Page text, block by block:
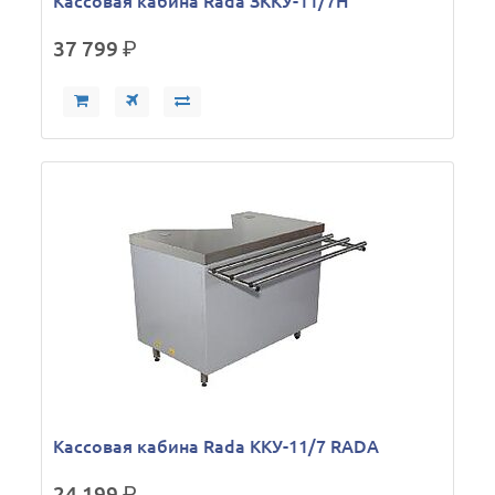
37 799р.
Кассовая кабина Rada ККУ-11/7 RADA